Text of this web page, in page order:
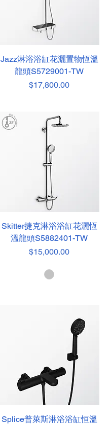
Jazz淋浴浴缸花灑置物恆溫
龍頭S5729001-TW
價格
$17,800.00
Skitter捷克淋浴浴缸花灑恆
溫龍頭S5882401-TW
價格
$15,000.00
Splice普萊斯淋浴浴缸恒溫